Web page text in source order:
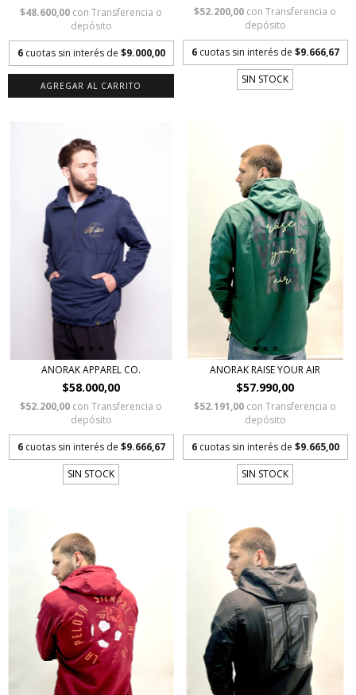
$48.600,00 con Transferencia o
depósito
6 cuotas sin interés de $9.000,00
AGREGAR AL CARRITO
$52.200,00 con Transferencia o
depósito
6 cuotas sin interés de $9.666,67
SIN STOCK
ANORAK APPAREL CO.
$58.000,00
$52.200,00 con Transferencia o
depósito
6 cuotas sin interés de $9.666,67
SIN STOCK
ANORAK RAISE YOUR AIR
$57.990,00
$52.191,00 con Transferencia o
depósito
6 cuotas sin interés de $9.665,00
SIN STOCK